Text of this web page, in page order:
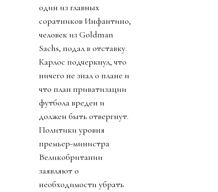
один из главных
соратников Инфантино,
человек из Goldman
Sachs, подал в отставку.
Карлос подчеркнул, что
ничего не знал о плане и
что план приватизации
футбола вреден и
должен быть отвергнут.
Политики уровня
премьер-министра
Великобритании
заявляют о
необходимости убрать